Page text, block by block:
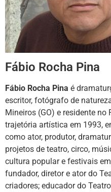
Fábio Rocha Pina
Fábio Rocha Pina é
escritor, fotógrafo de
Mineiros (GO) e residente no
trajetória artística em 1993,
como ator, produtor,
projetos de teatro, circo,
cultura popular e festivais
fundador, diretor e ator do
criadores; educador do